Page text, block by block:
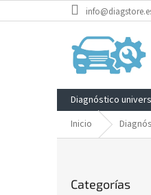
al
Diagnóstico
Inicio
categorías
Categorías